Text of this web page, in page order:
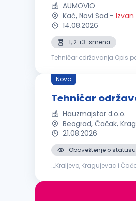
AUMOVIO
Kać, Novi Sad - Izvan
14.08.2026
1, 2. i 3. smena
Tehničar održavanja Opis posla: Raspoređivanje i praćenje realizacije radnih zadataka u timu Korektivno i preventivno održavanje električne i mehaničke
Novo
Tehničar
Hauzmajstor d.o.o.
Beograd, Čačak,
21.08.2026
Obaveštenje o
...Kraljevo, Kragujevac i